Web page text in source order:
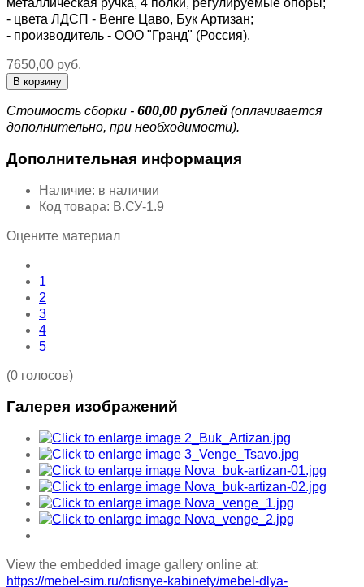
металлическая ручка, 4 полки, регулируемые опоры;
- цвета ЛДСП - Венге Цаво, Бук Артизан;
- производитель - ООО "Гранд" (Россия).
7650,00 руб.
Стоимость сборки - 600,00 рублей (оплачивается
дополнительно, при необходимости).
Дополнительная информация
Наличие: в наличии
Код товара: В.СУ-1.9
Оцените материал
1
2
3
4
5
(0 голосов)
Галерея изображений
View the embedded image gallery online at:
https://mebel-sim.ru/ofisnye-kabinety/mebel-dlya-